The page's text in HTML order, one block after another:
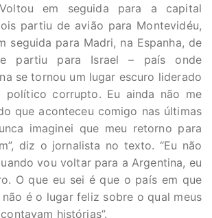
em seguida para a capital
partiu de avião para Montevidéu,
seguida para Madri, na Espanha, de
partiu para Israel – país onde
se tornou um lugar escuro liderado
político corrupto. Eu ainda não me
que aconteceu comigo nas últimas
imaginei que meu retorno para
diz o jornalista no texto. “Eu não
vou voltar para a Argentina, eu
O que eu sei é que o país em que
não é o lugar feliz sobre o qual meus
histórias”.